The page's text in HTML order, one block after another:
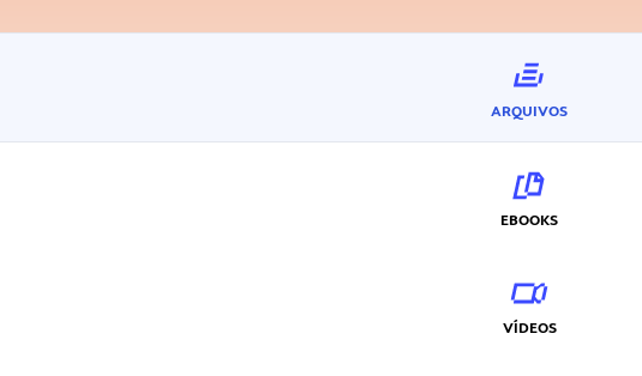
ARQUIVOS
EBOOKS
VÍDEOS